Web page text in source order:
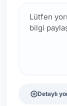
Detaylı